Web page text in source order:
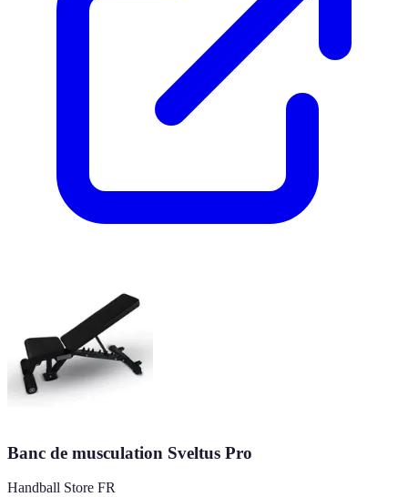
Banc de musculation Sveltus Pro
Handball Store FR